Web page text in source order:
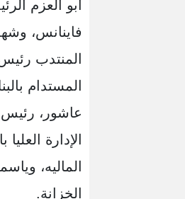
أبو العزم
فاينانس،
المنتدب
المستدام
عاشور،
الإدارة
الماليه،
الخزانة.